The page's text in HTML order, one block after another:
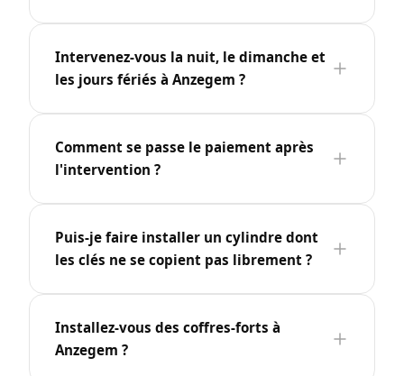
Intervenez-vous la nuit, le dimanche et
les jours fériés à Anzegem ?
Comment se passe le paiement après
l'intervention ?
Puis-je faire installer un cylindre dont
les clés ne se copient pas librement ?
Installez-vous des coffres-forts à
Anzegem ?